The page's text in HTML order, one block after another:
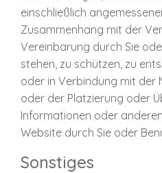
einschließlich
Zusammenhang mit der
Vereinbarung durch Sie
stehen, zu schützen, zu
oder in Verbindung mit der
oder der Platzierung oder
Informationen oder
Website durch Sie oder
Sonstiges